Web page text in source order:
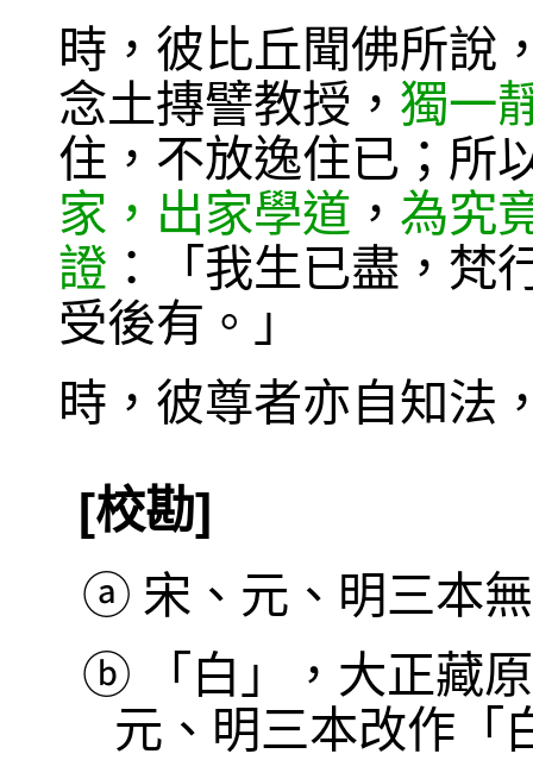
時，彼比丘聞佛所說
念土摶譬教授， 獨一
住，不放逸住已；所
家，出家學道 ， 為究
證 ：「我生已盡，梵
受後有。」
時，彼尊者亦自知法
[校勘]
ⓐ 宋、元、明三本
ⓑ
「白」，大正藏
元、明三本改作「